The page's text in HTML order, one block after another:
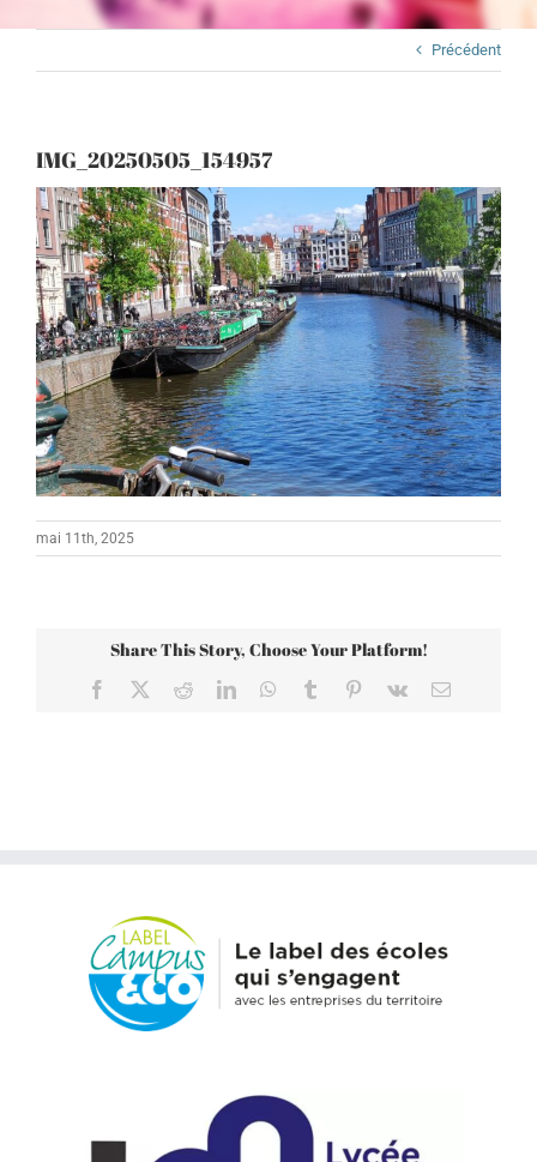
Précédent
IMG_20250505_154957
mai 11th, 2025
Share This Story, Choose Your Platform!
Facebook RedditLinkedInWhatsApp
Tumblr Pinterest
Vk Email